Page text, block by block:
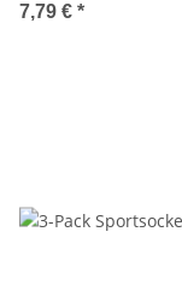
7,79 € *